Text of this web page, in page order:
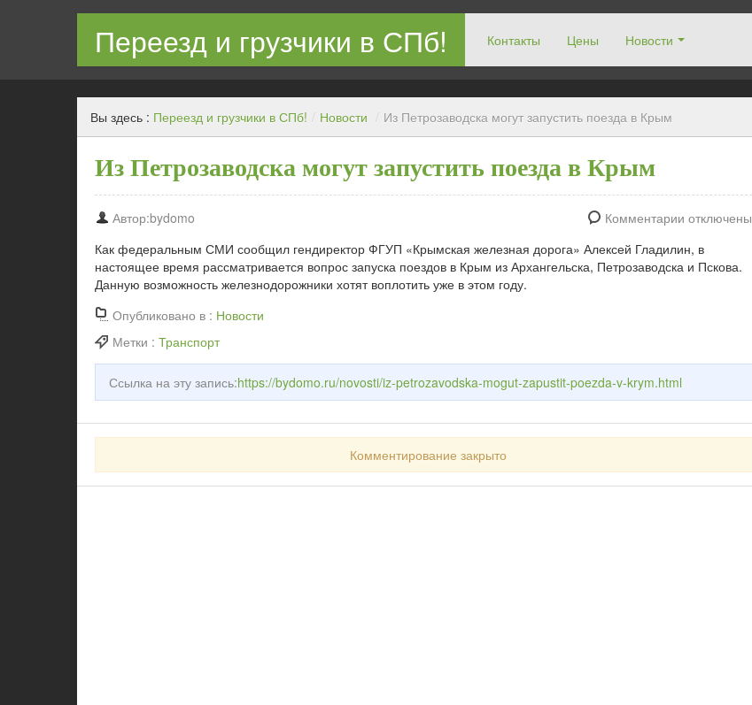
Переезд и грузчики в СПб! Контакты Цены Новости
Квартирный переезд с грузчиками в СПб недорого
Вы здесь : Переезд и грузчики в СПб! / Новости / Из Петрозаводска могут запустить поезда в Крым
Из Петрозаводска могут запустить поезда в Крым
Автор:bydomo
Комментарии отключены
Как федеральным СМИ сообщил гендиректор ФГУП «Крымская железная дорога» Алексей Гладилин, в
настоящее время рассматривается вопрос запуска поездов в Крым из Архангельска, Петрозаводска и Пскова.
Данную возможность железнодорожники хотят воплотить уже в этом году.
Опубликовано в : Новости
Метки : Транспорт
Ссылка на эту запись:https://bydomo.ru/novosti/iz-petrozavodska-mogut-zapustit-poezda-v-krym.html
Комментирование закрыто